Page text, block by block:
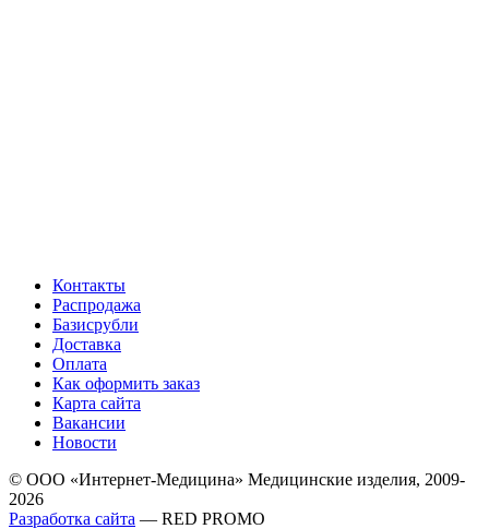
Контакты
Распродажа
Базисрубли
Доставка
Оплата
Как оформить заказ
Карта сайта
Вакансии
Новости
© ООО «Интернет-Медицина» Медицинские изделия, 2009-
2026
Разработка сайта — RED PROMO